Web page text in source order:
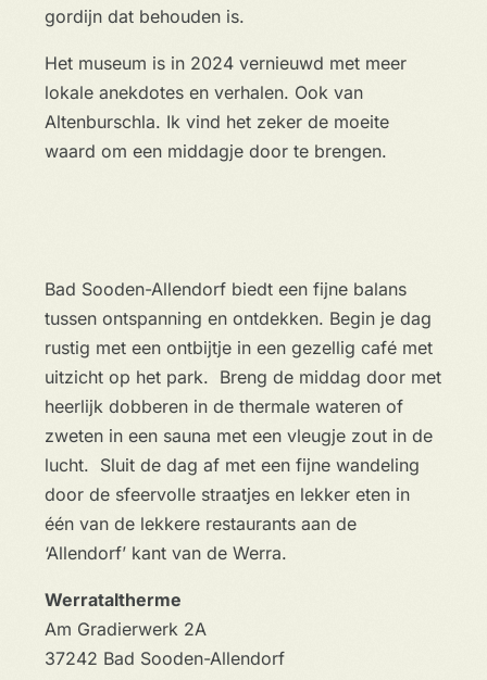
gordijn dat behouden is.
Het museum is in 2024 vernieuwd met meer
lokale anekdotes en verhalen. Ook van
Altenburschla. Ik vind het zeker de moeite
waard om een middagje door te brengen.
Bad Sooden-Allendorf biedt een fijne balans
tussen ontspanning en ontdekken. Begin je dag
rustig met een ontbijtje in een gezellig café met
uitzicht op het park. Breng de middag door met
heerlijk dobberen in de thermale wateren of
zweten in een sauna met een vleugje zout in de
lucht. Sluit de dag af met een fijne wandeling
door de sfeervolle straatjes en lekker eten in
één van de lekkere restaurants aan de
‘Allendorf’ kant van de Werra.
Werrataltherme
Am Gradierwerk 2A
37242 Bad Sooden-Allendorf